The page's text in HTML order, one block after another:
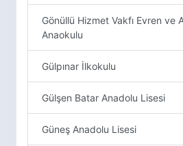
Gönüllü Hizmet Vakfı Evren ve
Anaokulu
Gülpınar İlkokulu
Gülşen Batar Anadolu Lisesi
Güneş Anadolu Lisesi